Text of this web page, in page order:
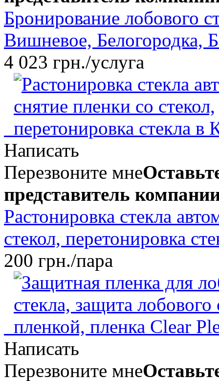
Бронирование лобового
Вишневое, Белогородка,
4 023 грн./услуга
Написать
Перезвоните мне
представитель
Растонировка стекла
стекол, перетонировка
200 грн./пара
Написать
Перезвоните мне